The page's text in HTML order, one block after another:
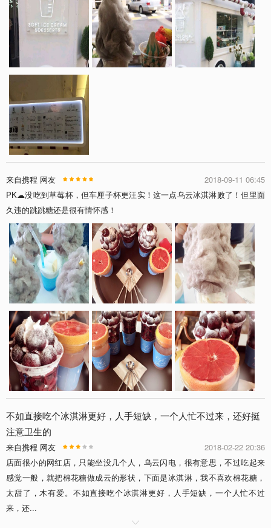
2018-09-11 06:45
来自携程 网友
PK☁️没吃到草莓杯，但车厘子杯更汪实！这一点乌云冰淇淋败了！但里面
久违的跳跳糖还是很有情怀感！
不如直接吃个冰淇淋更好，人手短缺，一个人忙不过来，还好挺
注意卫生的
2018-02-22 20:36
来自携程 网友
店面很小的网红店，只能坐没几个人，乌云闪电，很有意思，不过吃起来
感觉一般，就把棉花糖做成云的形状，下面是冰淇淋，我不喜欢棉花糖，
太甜了，木有爱。不如直接吃个冰淇淋更好，人手短缺，一个人忙不过
来，还...
